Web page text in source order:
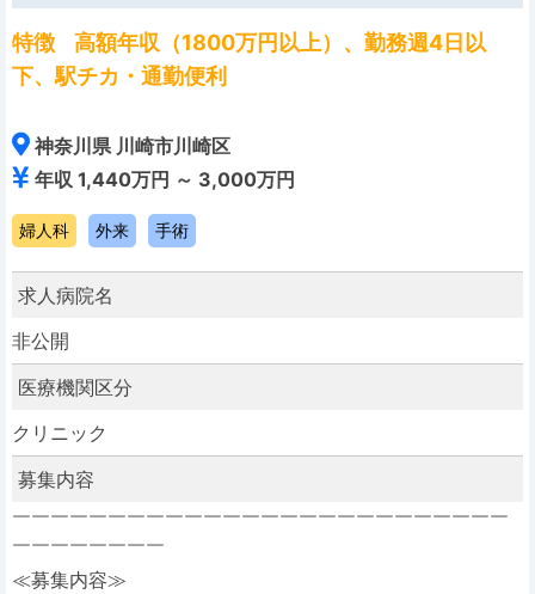
特徴 高額年収（1800万円以上）、勤務週4日以
下、駅チカ・通勤便利
神奈川県 川崎市川崎区
年収 1,440万円 ～ 3,000万円
婦人科 外来 手術
求人病院名
非公開
医療機関区分
クリニック
募集内容
￣￣￣￣￣￣￣￣￣￣￣￣￣￣￣￣￣￣￣￣￣￣￣￣￣￣
￣￣￣￣￣￣￣￣
≪募集内容≫